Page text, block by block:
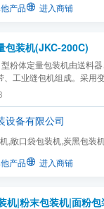
产品 进入商铺
包装机(JKC-200C)
粉体定量包装机由送料
、工业缝包机组成。采用
设备有限公司
,敞口袋包装机,炭黑包装
产品 进入商铺
机|粉末包装机|面粉